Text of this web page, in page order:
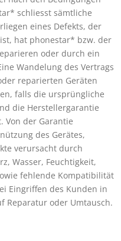
schliesst sämtliche
eines Defekts, der
hat phonestar* bzw. der
oder durch ein
Wandelung des Vertrags
reparierten Geräten
falls die ursprüngliche
die Herstellergarantie
Von der Garantie
des Gerätes,
verursacht durch
Wasser, Feuchtigkeit,
fehlende Kompatibilität
Eingriffen des Kunden in
Reparatur oder Umtausch.